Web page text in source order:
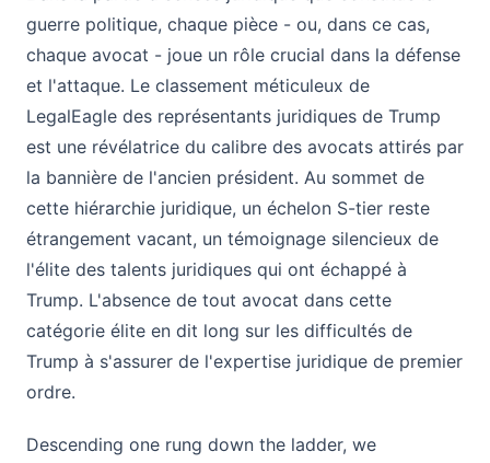
guerre politique, chaque pièce - ou, dans ce cas,
chaque avocat - joue un rôle crucial dans la défense
et l'attaque. Le classement méticuleux de
LegalEagle des représentants juridiques de Trump
est une révélatrice du calibre des avocats attirés par
la bannière de l'ancien président. Au sommet de
cette hiérarchie juridique, un échelon S-tier reste
étrangement vacant, un témoignage silencieux de
l'élite des talents juridiques qui ont échappé à
Trump. L'absence de tout avocat dans cette
catégorie élite en dit long sur les difficultés de
Trump à s'assurer de l'expertise juridique de premier
ordre.
Descending one rung down the ladder, we